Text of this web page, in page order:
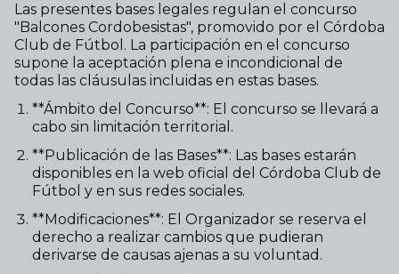
Las presentes bases legales regulan el concurso
"Balcones Cordobesistas", promovido por el Córdoba
Club de Fútbol. La participación en el concurso
supone la aceptación plena e incondicional de
todas las cláusulas incluidas en estas bases.
**Ámbito del Concurso**: El concurso se llevará a
cabo sin limitación territorial.
**Publicación de las Bases**: Las bases estarán
disponibles en la web oficial del Córdoba Club de
Fútbol y en sus redes sociales.
**Modificaciones**: El Organizador se reserva el
derecho a realizar cambios que pudieran
derivarse de causas ajenas a su voluntad.